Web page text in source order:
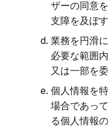
ザーの同意
支障を及ぼ
業務を円滑
必要な範囲
又は一部を
個人情報を
場合であっ
る個人情報